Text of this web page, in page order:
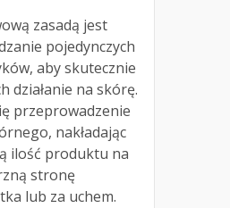
zasadą jest
pojedynczych
aby skutecznie
działanie na skórę.
przeprowadzenie
nakładając
ilość produktu na
stronę
lub za uchem.